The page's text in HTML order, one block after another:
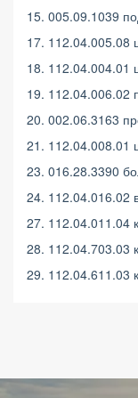
15. 005.09.1039
17.
18.
19. 112.04.006.02
20. 002.06.3163
21. 112.04.008.01
23. 016.28.3390
24. 112.04.016.02
27. 112.04.011.04
28. 112.04.703.03
29. 112.04.611.03